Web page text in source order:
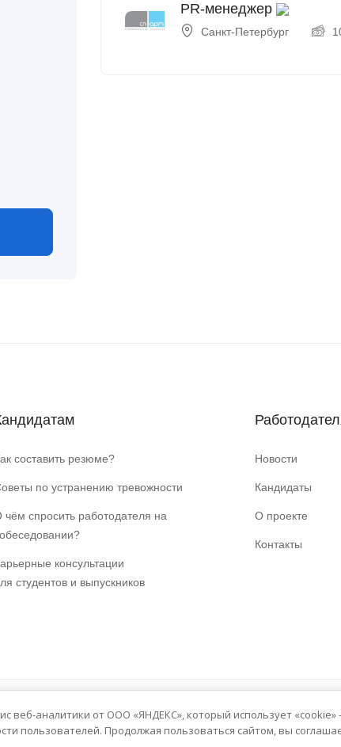
PR-менеджер
Санкт-Петербург
составить резюме?
по устранению тревожности
чём спросить работодателя на
консультации
студентов и выпускников
Новости
Кандидаты
О проекте
Контакты
веб-аналитики от ООО «ЯНДЕКС», который использует
пользователей. Продолжая пользоваться сайтом, вы